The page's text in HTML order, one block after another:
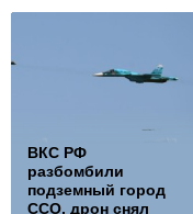
ВКС РФ
разбомбили
подземный город
ССО, дрон снял